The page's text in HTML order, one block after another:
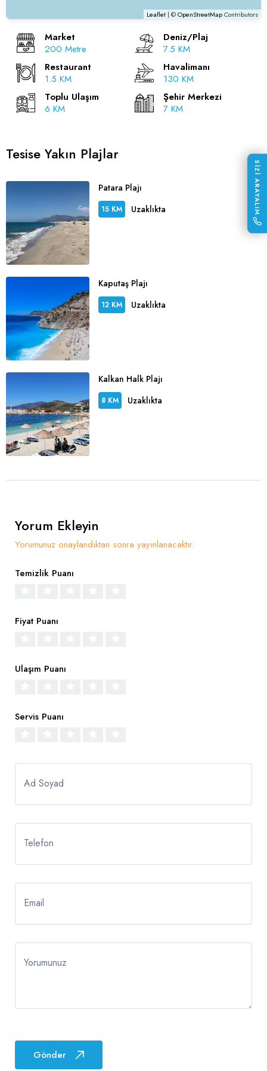
Leaflet | ©OpenStreetMapContributors
Market
200 Metre
Deniz/Plaj
7.5 KM
Restaurant
1.5 KM
Havalimanı
130 KM
Toplu Ulaşım
6 KM
Şehir Merkezi
7 KM
Tesise Yakın Plajlar
Patara Plajı
15 KM Uzaklıkta
Kaputaş Plajı
12 KM Uzaklıkta
Kalkan Halk Plajı
8 KM Uzaklıkta
Yorum Ekleyin
Yorumunuz onaylandıktan sonra yayınlanacaktır.
Temizlik Puanı
Fiyat Puanı
Ulaşım Puanı
Servis Puanı
Ad Soyad
Telefon
Email
Yorumunuz
Gönder
SİZİ ARAYALIM